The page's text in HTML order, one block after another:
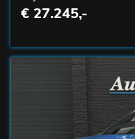
€ 27.245,-